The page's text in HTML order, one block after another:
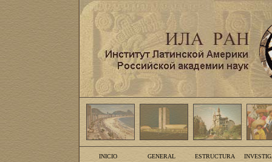
INICIO GENERAL ESTRUCTURA